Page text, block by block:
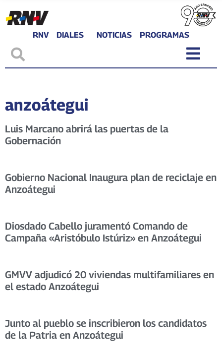
RNV DIALES NOTICIAS PROGRAMAS
anzoátegui
Luis Marcano abrirá las puertas de la
Gobernación
Gobierno Nacional Inaugura plan de reciclaje en
Anzoátegui
Diosdado Cabello juramentó Comando de
Campaña «Aristóbulo Istúriz» en Anzoátegui
GMVV adjudicó 20 viviendas multifamiliares en
el estado Anzoátegui
Junto al pueblo se inscribieron los candidatos
de la Patria en Anzoátegui